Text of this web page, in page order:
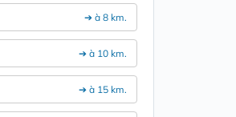
➔ à 8 km.
➔ à 10 km.
➔ à 15 km.